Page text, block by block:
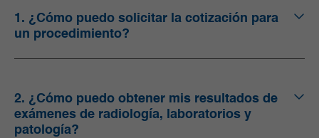
1. ¿Cómo puedo solicitar la cotización para
un procedimiento?
2. ¿Cómo puedo obtener mis resultados de
exámenes de radiología, laboratorios y
patología?